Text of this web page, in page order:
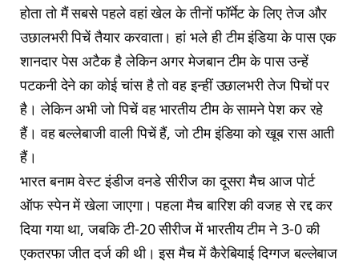
होता तो मैं सबसे पहले वहां खेल के तीनों फॉर्मेट के लिए तेज और
उछालभरी पिचें तैयार करवाता। हां भले ही टीम इंडिया के पास एक
शानदार पेस अटैक है लेकिन अगर मेजबान टीम के पास उन्हें
पटकनी देने का कोई चांस है तो वह इन्हीं उछालभरी तेज पिचों पर
है। लेकिन अभी जो पिचें वह भारतीय टीम के सामने पेश कर रहे
हैं। वह बल्लेबाजी वाली पिचें हैं, जो टीम इंडिया को खूब रास आती
हैं।
भारत बनाम वेस्ट इंडीज वनडे सीरीज का दूसरा मैच आज पोर्ट
ऑफ स्पेन में खेला जाएगा। पहला मैच बारिश की वजह से रद्द कर
दिया गया था, जबकि टी-20 सीरीज में भारतीय टीम ने 3-0 की
एकतरफा जीत दर्ज की थी। इस मैच में कैरेबियाई दिग्गज बल्लेबाज